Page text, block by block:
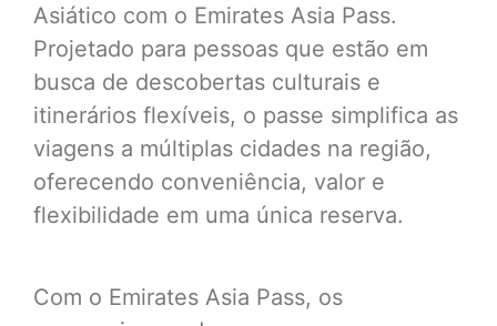
Asiático com o Emirates Asia Pass.
Projetado para pessoas que estão em
busca de descobertas culturais e
itinerários flexíveis, o passe simplifica as
viagens a múltiplas cidades na região,
oferecendo conveniência, valor e
flexibilidade em uma única reserva.
Com o Emirates Asia Pass, os